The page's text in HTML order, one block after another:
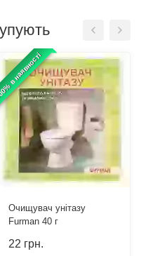
наявності
Очищувач унітазу
Furman 40 г
22 грн.